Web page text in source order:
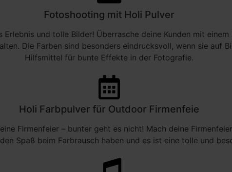
Fotoshooting mit Holi Pulver
und tolle Bilder! Überrasche deine Kunden mit
Die Farben sind besonders eindrucksvoll, wenn sie auf
Hilfsmittel für bunte Effekte in der Fotografie.
Holi Farbpulver für Outdoor Firmenfeie
Firmenfeier – bunter geht es nicht! Mach deine
Spaß beim Farbrausch haben und es ist eine tolle und